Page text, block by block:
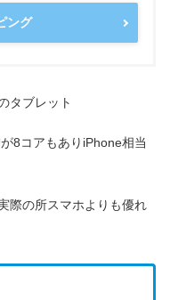
ング
タブレット
8コアもありiPhone相当
際の所スマホよりも優れ